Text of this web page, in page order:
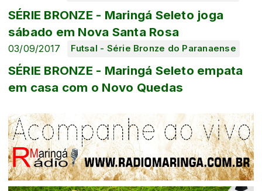
SÉRIE BRONZE - Maringá Seleto joga
sábado em Nova Santa Rosa
Futsal - Série Bronze do Paranaense
03/09/2017
SÉRIE BRONZE - Maringá Seleto empata
em casa com o Novo Quedas